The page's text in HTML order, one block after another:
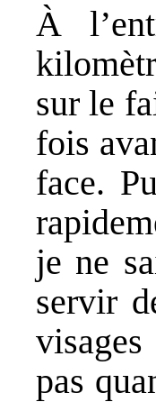
À
sur le
fois
face.
je ne
servir
pas